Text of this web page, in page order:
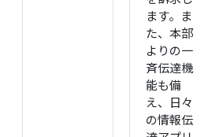
ます。ま
た、本部
よりの一
斉伝達機
能も備
え、日々
の情報伝